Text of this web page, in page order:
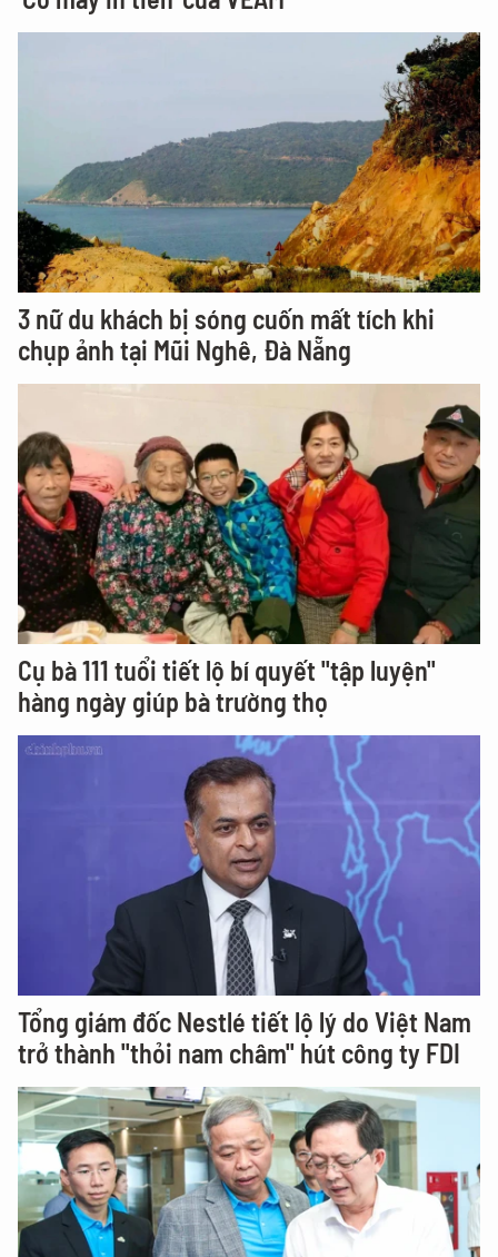
3 nữ du khách bị sóng cuốn mất tích khi
chụp ảnh tại Mũi Nghê, Đà Nẵng
Cụ bà 111 tuổi tiết lộ bí quyết "tập luyện"
hàng ngày giúp bà trường thọ
Tổng giám đốc Nestlé tiết lộ lý do Việt Nam
trở thành "thỏi nam châm" hút công ty FDI